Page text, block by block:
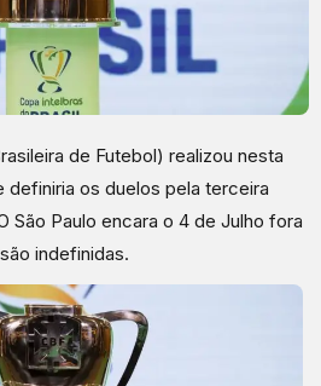
de Futebol) realizou nesta
os duelos pela terceira
São Paulo encara o 4 de Julho fora
indefinidas.